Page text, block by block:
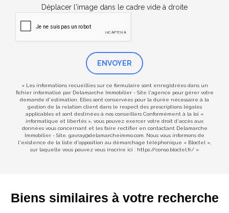
Déplacer l'image dans le cadre vide à droite
ENVOYER
« Les informations recueillies sur ce formulaire sont enregistrées dans un
fichier informatisé par Delamarche Immobilier - Site l'agence pour gérer votre
demande d'estimation. Elles sont conservées pour la durée nécessaire à la
gestion de la relation client dans le respect des prescriptions légales
applicables et sont destinées à nos conseillers Conformément à la loi «
informatique et libertés », vous pouvez exercer votre droit d'accès aux
données vous concernant et les faire rectifier en contactant Delamarche
Immobilier - Site, gavray@delamarcheimmo.com. Nous vous informons de
l'existence de la liste d'opposition au démarchage téléphonique « Bloctel »,
sur laquelle vous pouvez vous inscrire ici : https://conso.bloctel.fr/ »
Biens similaires à votre recherche